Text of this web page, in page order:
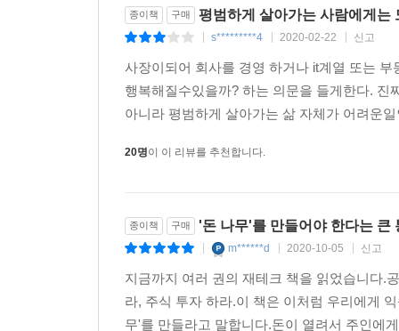
종이책 구매 평범하게 살아가는 사람에게는
s*********4 2020-02-22 신고
사장이되어 회사를 경영 하거나 it계열 또는
행복해질수있을까? 하는 의문을 들게한다.
아니라 평범하게 살아가는 삶 자체가 어려운
20명이 이 리뷰를 추천합니다.
종이책 구매 '돈 나무'를 만들어야 한다는 큰
m******d 2020-10-05 신고
지금까지 여러 권의 재테크 책을 읽었습니다.
라, 주식 투자 하라.이 책은 이처럼 우리에게
무'를 만들라고 말합니다.돈이 열려서 주인에